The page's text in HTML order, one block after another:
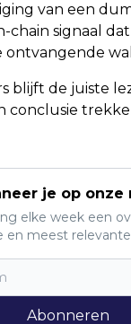
van een
chain signaal
ontvangende
blijft de juiste
conclusie
je op onze
elke week een
en meest
Abonneren